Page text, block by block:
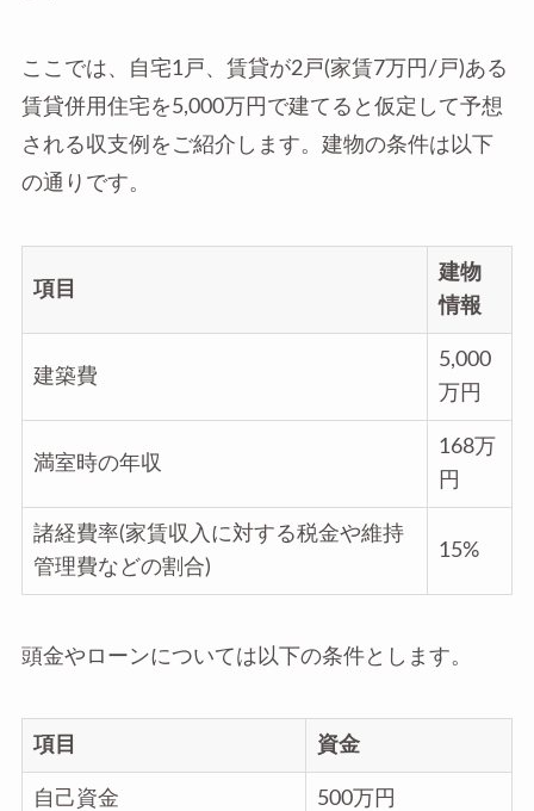
ここでは、自宅1戸、賃貸が2戸(家賃7万円/戸)ある
賃貸併用住宅を5,000万円で建てると仮定して予想
される収支例をご紹介します。建物の条件は以下
の通りです。
項目
建物
情報
建築費
5,000
万円
満室時の年収
168万
円
諸経費率(家賃収入に対する税金や維持
管理費などの割合)
15%
頭金やローンについては以下の条件とします。
項目 資金
自己資金 500万円